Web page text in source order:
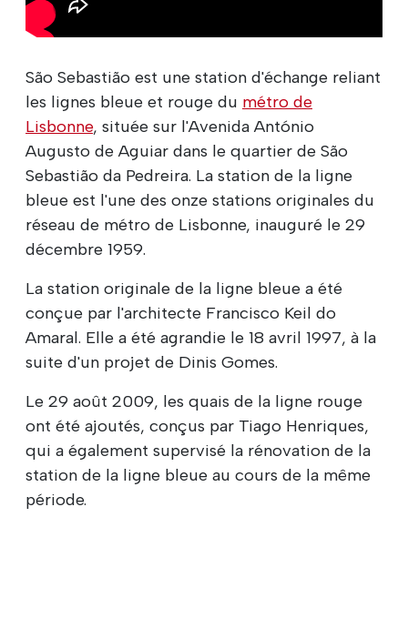
São Sebastião est une station d'échange reliant
les lignes bleue et rouge du métro de
Lisbonne, située sur l'Avenida António
Augusto de Aguiar dans le quartier de São
Sebastião da Pedreira. La station de la ligne
bleue est l'une des onze stations originales du
réseau de métro de Lisbonne, inauguré le 29
décembre 1959.
La station originale de la ligne bleue a été
conçue par l'architecte Francisco Keil do
Amaral. Elle a été agrandie le 18 avril 1997, à la
suite d'un projet de Dinis Gomes.
Le 29 août 2009, les quais de la ligne rouge
ont été ajoutés, conçus par Tiago Henriques,
qui a également supervisé la rénovation de la
station de la ligne bleue au cours de la même
période.